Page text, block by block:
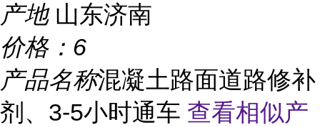
产地 山东济南
价格： 6
产品名称混凝土路面道路修补
剂、3-5小时通车 查看相似产